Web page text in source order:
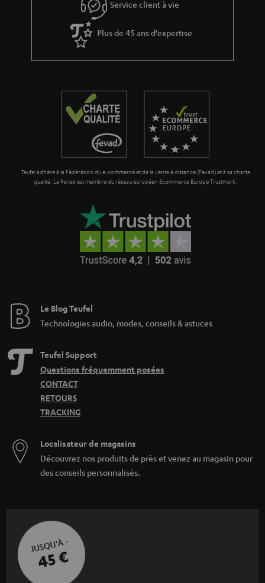
a
a
r
i
Service client à vie
Plus de 45 ans d'expertise
Teufel adhère à la Fédération du e-commerce et de la vente à distance (Fevad) et à sa charte
qualité. La Fevad est membre du réseau européen Ecommerce Europe Trustmark.
Le Blog Teufel
Technologies audio, modes, conseils & astuces
Teufel Support
Questions fréquemment posées
CONTACT
RETOURS
TRACKING
Localisateur de magasins
Découvrez nos produits de près et venez au magasin pour
des conseils personnalisés.
JUSQU'À -
45 €